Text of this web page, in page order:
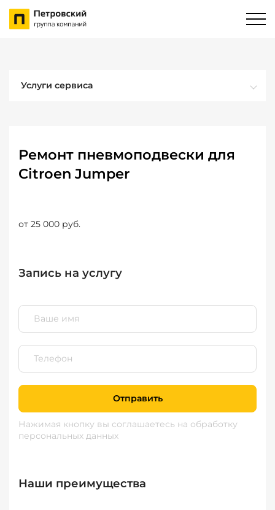
Услуги сервиса
Ремонт пневмоподвески для
Citroen Jumper
от 25 000 руб.
Запись на услугу
Отправить
Нажимая кнопку вы соглашаетесь на обработку
персональных данных
Наши преимущества